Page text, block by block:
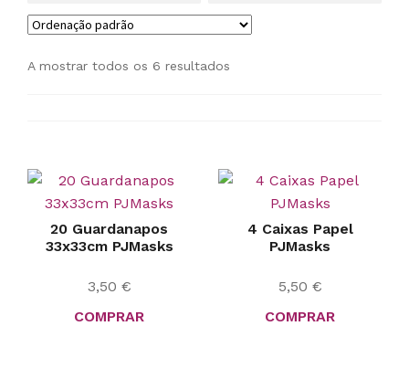
A mostrar todos os 6 resultados
20 Guardanapos
33x33cm PJMasks
3,50 €
COMPRAR
4 Caixas Papel
PJMasks
5,50 €
COMPRAR